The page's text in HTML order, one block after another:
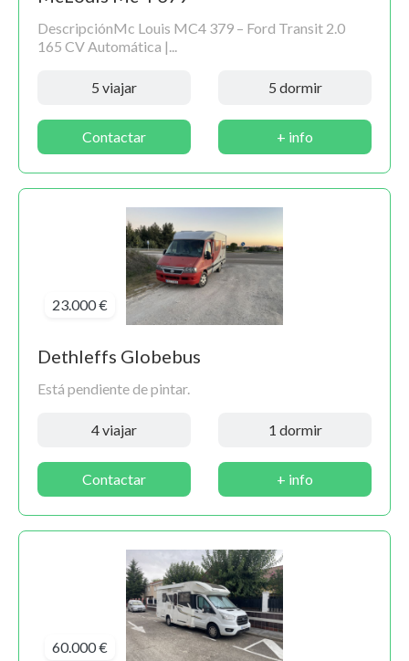
DescripciónMc Louis MC4 379 – Ford Transit 2.0
165 CV Automática |...
5 viajar 5 dormir
Contactar + info
23.000 €
Dethleffs Globebus
Está pendiente de pintar.
4 viajar 1 dormir
Contactar + info
60.000 €